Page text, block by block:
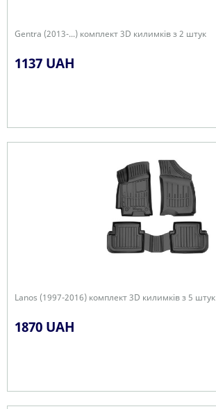
Gentra (2013-...) комплект 3D килимків з 2 штук
1137 UAH
Lanos (1997-2016) комплект 3D килимків з 5 штук
1870 UAH